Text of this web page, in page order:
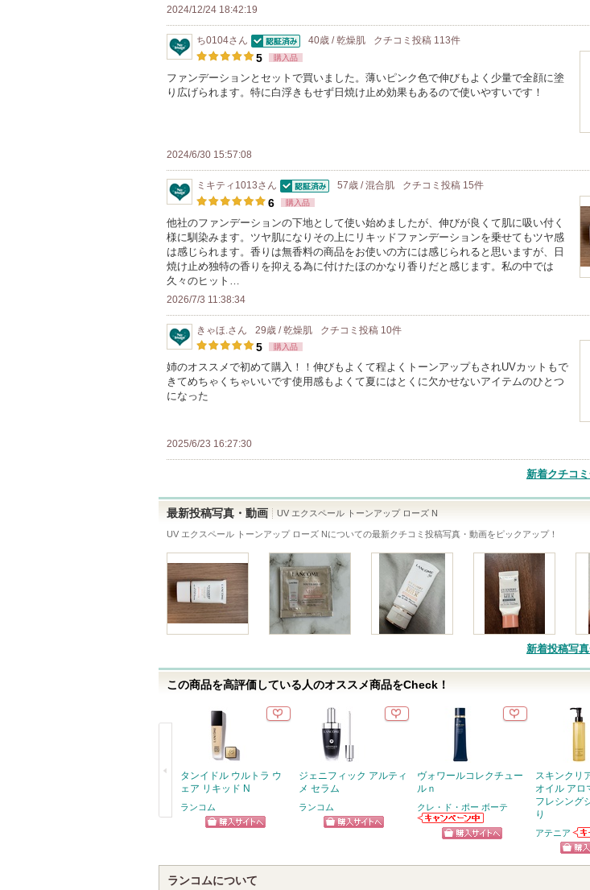
2024/12/24 18:42:19
ち0104さん
認証済
40歳 / 乾燥肌 クチコミ投稿 113件
5 購入品
ファンデーションとセットで買いました。薄いピンク色で伸びもよく少量で全顔に塗
り広げられます。特に白浮きもせず日焼け止め効果もあるので使いやすいです！
2024/6/30 15:57:08
ミキティ1013さん
認証済
57歳 / 混合肌 クチコミ投稿 15件
6 購入品
他社のファンデーションの下地として使い始めましたが、伸びが良くて肌に吸い付く
様に馴染みます。ツヤ肌になりその上にリキッドファンデーションを乗せてもツヤ感
は感じられます。香りは無香料の商品をお使いの方には感じられると思いますが、日
焼け止め独特の香りを抑える為に付けたほのかなり香りだと感じます。私の中では
久々のヒット…
2026/7/3 11:38:34
きゃほ.さん 29歳 / 乾燥肌 クチコミ投稿 10件
5 購入品
姉のオススメで初めて購入！！伸びもよくて程よくトーンアップもされUVカットもで
きてめちゃくちゃいいです使用感もよくて夏にはとくに欠かせないアイテムのひとつ
になった
2025/6/23 16:27:30
新着クチコ
最新投稿写真・動画 UV エクスペール トーンアップ ローズ N
UV エクスペール トーンアップ ローズ Nについての最新クチコミ投稿写真・動画をピックアップ！
新着投稿写真
この商品を高評価している人のオススメ商品をCheck！
タンイドル ウルトラ ウ
ェア リキッド N
ランコム
ジェニフィック アルティ
メ セラム
ランコム
ヴォワールコレクチュー
ルｎ
クレ・ド・ポー ボーテ
クレ・ド・ポー
ボーテからのお
スキンクリ
オイル アロ
フレシング
り
アテニア
ア
お
ます
ショ
ランコムについて